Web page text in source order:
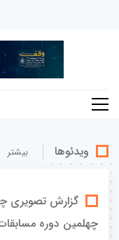
ویدئوها بيشتر
گزارش تصویری
چهلمین دوره